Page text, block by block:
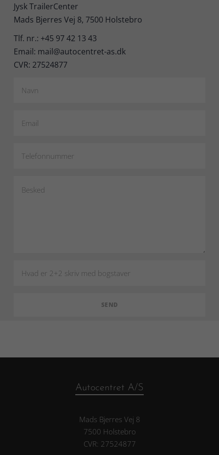
Jysk TrailerCenter
Mads Bjerres Vej 8, 7500 Holstebro
Tlf. nr.: +45 97 42 13 43
Email: mail@autocentret-as.dk
CVR: 27524877
Autocentret A/S
Mads Bjerres Vej 8
7500 Holstebro
CVR: 27524877